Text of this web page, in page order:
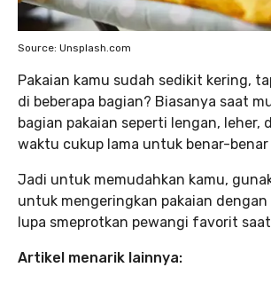
Source: Unsplash.com
Pakaian kamu sudah sedikit kering,
di beberapa bagian? Biasanya saat
bagian pakaian seperti lengan, leher,
waktu cukup lama untuk benar-benar
Jadi untuk memudahkan kamu,
untuk mengeringkan pakaian
lupa smeprotkan pewangi favorit
Artikel menarik lainnya: